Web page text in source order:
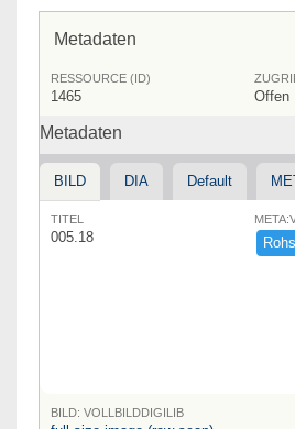
Metadaten
RESSOURCE (ID)
1465 Offen
Metadaten
BILD DIA Default
TITEL
005.18
BILD: VOLLBILDDIGILIB